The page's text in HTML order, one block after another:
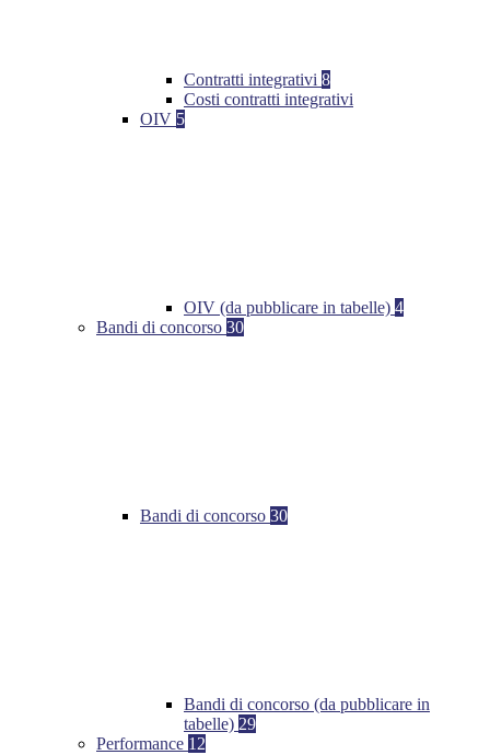
Contratti integrativi 8
Costi contratti integrativi
OIV 5
OIV (da pubblicare in tabelle) 4
Bandi di concorso 30
Bandi di concorso 30
Bandi di concorso (da pubblicare in
tabelle) 29
Performance 12